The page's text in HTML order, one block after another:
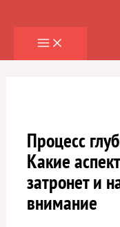
содержимому
Процесс
Какие
затронет и
внимание